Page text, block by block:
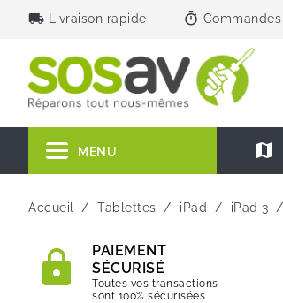
local_shipping Livraison rapide timer
MENU map
Accueil Tablettes iPad iPad 3
PAIEMENT
SÉCURISÉ
Toutes vos transactions
sont 100% sécurisées